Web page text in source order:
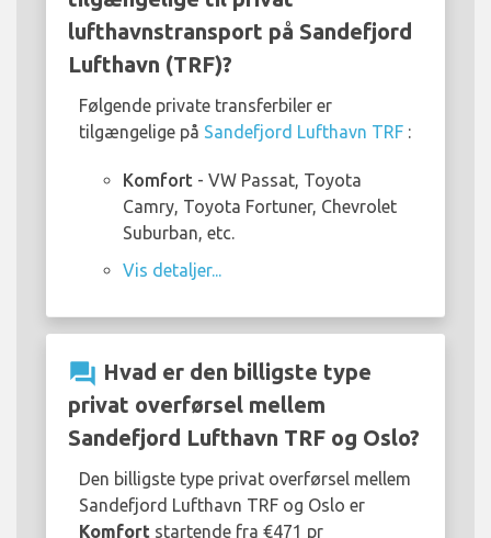
lufthavnstransport på Sandefjord
Lufthavn (TRF)?
Følgende private transferbiler er
tilgængelige på Sandefjord Lufthavn TRF :
Komfort - VW Passat, Toyota
Camry, Toyota Fortuner, Chevrolet
Suburban, etc.
Vis detaljer...
question_answer Hvad er den billigste type
privat overførsel mellem
Sandefjord Lufthavn TRF og Oslo?
Den billigste type privat overførsel mellem
Sandefjord Lufthavn TRF og Oslo er
Komfort startende fra €471 pr